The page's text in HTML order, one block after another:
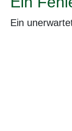
Ein